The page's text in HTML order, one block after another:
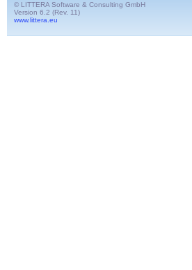
© LITTERA Software & Consulting GmbH
Version 6.2 (Rev. 11)
www.littera.eu